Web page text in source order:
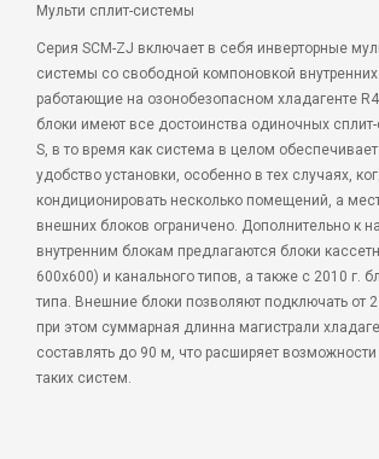
Мульти сплит-системы
Серия SCM-ZJ включает в себя инверторные
системы со свободной компоновкой внутренних
работающие на озонобезопасном хладагенте
блоки имеют все достоинства одиночных
S, в то время как система в целом обеспечивает
удобство установки, особенно в тех случаях,
кондиционировать несколько помещений, а
внешних блоков ограничено. Дополнительно к
внутренним блокам предлагаются блоки
600х600) и канального типов, а также с 2010 г.
типа. Внешние блоки позволяют подключать от 2
при этом суммарная длинна магистрали
составлять до 90 м, что расширяет
таких систем.